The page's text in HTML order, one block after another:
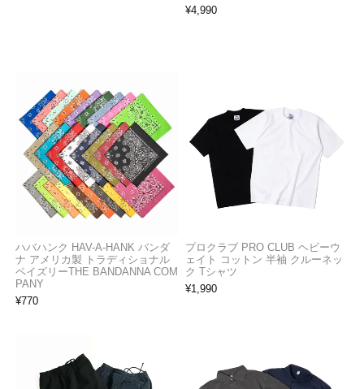
¥4,990
ハバハンク HAV-A-HANK バンダ
ナ アメリカ製 トラディショナル
ペイズリーTHE BANDANNA COM
PANY
¥770
プロクラブ PRO CLUB ヘビーウ
ェイト コットン 半袖 クルーネッ
ク Tシャツ
¥1,990